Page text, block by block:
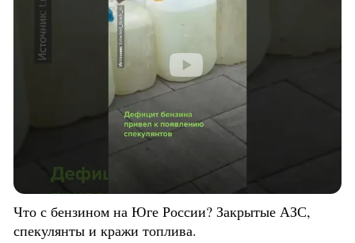
Что с бензином на Юге России? Закрытые АЗС,
спекулянты и кражи топлива.